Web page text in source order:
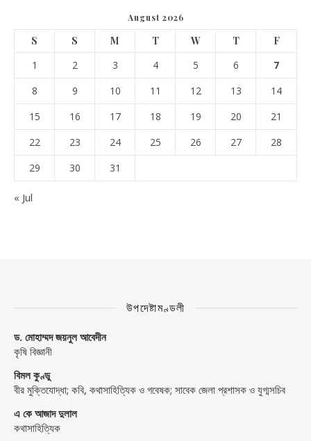
August 2026
S S M T W T
F
1
2 3 4 5 6
7
8
9 10 11 12 13
14
15
16 17 18 19 20
21
22
23 24 25 26 27
28
29
30 31
« Jul
উপদেষ্টামণ্ডলী
ড. মোহাম্মদ জয়নুল আবেদীন
কৃষি বিজ্ঞানী
বিমল কুণ্ডু
বীর মুক্তিযোদ্ধা; কবি, কথাসাহিত্যিক ও গবেষক; সাবেক জেলা প্রশাসক ও যুগ্মসচিব
এ কে আজাদ দুলাল
কথাসাহিত্যিক